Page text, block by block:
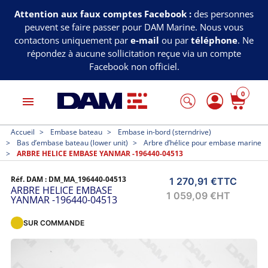
Attention aux faux comptes Facebook : des personnes
peuvent se faire passer pour DAM Marine. Nous vous
contactons uniquement par e-mail ou par téléphone. Ne
répondez à aucune sollicitation reçue via un compte
Facebook non officiel.
menu
0
Accueil Embase bateau
Embase in-bord (sterndrive)
Bas d’embase bateau (lower unit)
Arbre d’hélice pour embase marine
ARBRE HELICE EMBASE YANMAR -196440-04513
Réf. DAM : DM_MA_196440-04513
ARBRE HELICE EMBASE
YANMAR -196440-04513
1 270,91 €TTC
1 059,09 €HT
SUR COMMANDE